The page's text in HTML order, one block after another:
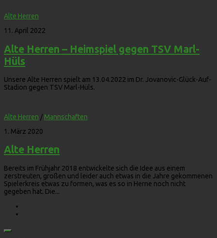
Alte Herren
11. April 2022
Alte Herren – Heimspiel gegen TSV Marl-
Hüls
Unsere Alte Herren spielt am 13.04.2022 im Dr. Jovanovic-Glück-Auf-
Stadion gegen TSV Marl-Hüls.
Alte Herren / Mannschaften
1. März 2020
Alte Herren
Bereits im Frühjahr 2018 entwickelte sich die Idee aus einem
zerstreuten, großen und leider auch etwas in die Jahre gekommenen
Spielerkreis etwas zu formen, was es so in Herne noch nicht
gegeben hat. Die...